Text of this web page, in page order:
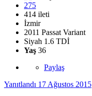
275
414 ileti
İzmir
2011 Passat Variant
Siyah 1.6 TDİ
Yaş 36
Paylaş
Yanıtlandı 17 Ağustos 2015